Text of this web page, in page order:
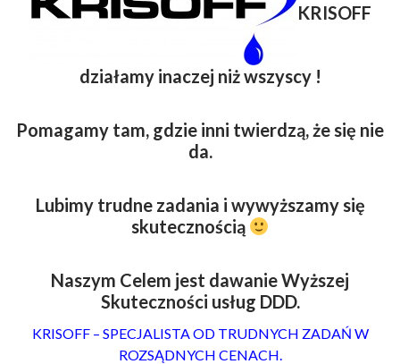
KRISOFF
działamy inaczej niż wszyscy !
Pomagamy tam, gdzie inni twierdzą, że się nie
da.
Lubimy trudne zadania i wywyższamy się
skutecznością
Naszym Celem jest dawanie Wyższej
Skuteczności usług DDD.
KRISOFF – SPECJALISTA OD TRUDNYCH ZADAŃ W
ROZSĄDNYCH CENACH.